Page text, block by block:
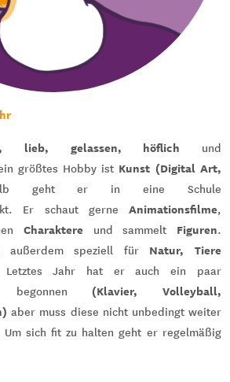
lieb, gelassen, höflich und
größtes Hobby ist Kunst (Digital Art,
geht er in eine Schule
Er schaut gerne Animationsfilme,
Charaktere und sammelt Figuren.
außerdem speziell für Natur, Tiere
Jahr hat er auch ein paar
begonnen (Klavier, Volleyball,
aber muss diese nicht unbedingt weiter
Um sich fit zu halten geht er regelmäßig